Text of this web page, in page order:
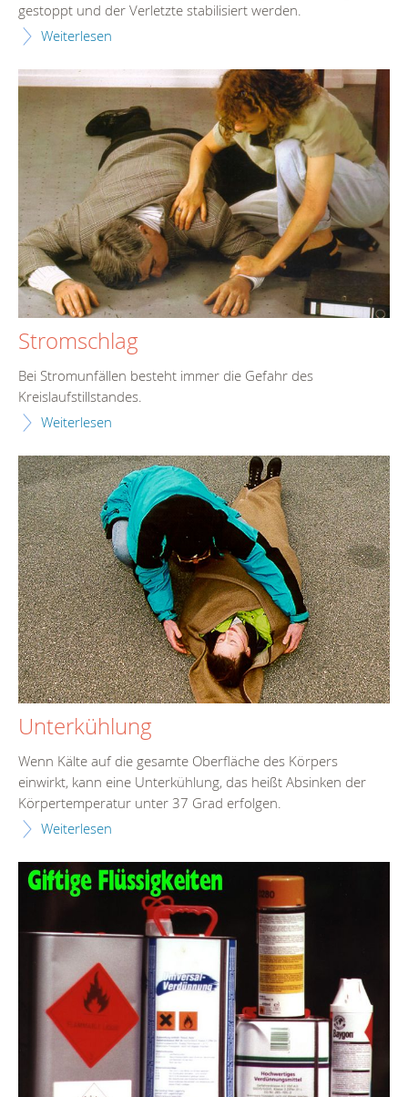
gestoppt und der Verletzte stabilisiert werden.
Weiterlesen
Stromschlag
Bei Stromunfällen besteht immer die Gefahr des
Kreislaufstillstandes.
Weiterlesen
Unterkühlung
Wenn Kälte auf die gesamte Oberfläche des Körpers
einwirkt, kann eine Unterkühlung, das heißt Absinken der
Körpertemperatur unter 37 Grad erfolgen.
Weiterlesen